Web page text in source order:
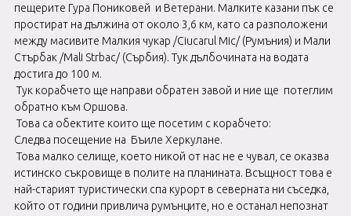
пещерите Гура Пониковей и Ветерани. Малките казани пък се
простират на дължина от около 3,6 км, като са разположени
между масивите Малкия чукар /Ciucarul Mic/ (Румъния) и Мали
Стърбак /Mali Strbac/ (Сърбия). Тук дълбочината на водата
достига до 100 м.
Тук корабчето ще направи обратен завой и ние ще потеглим
обратно към Оршова.
Това са обектите които ще посетим с корабчето:
Следва посещение на Бъиле Херкулане.
Това малко селище, което никой от нас не е чувал, се оказва
истинско съкровище в полите на планината. Всъщност това е
най-старият туристически спа курорт в северната ни съседка,
който от години привлича румънците, но е останал непознат